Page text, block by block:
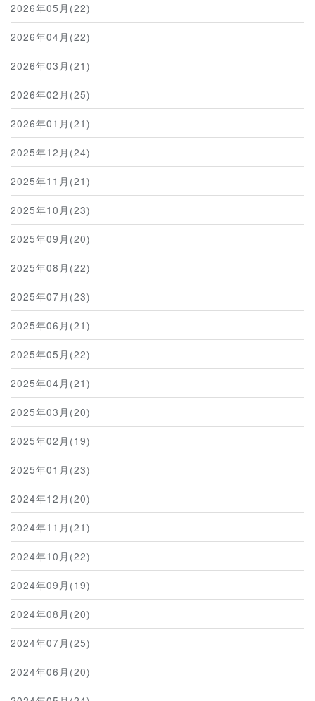
2026年05月(22)
2026年04月(22)
2026年03月(21)
2026年02月(25)
2026年01月(21)
2025年12月(24)
2025年11月(21)
2025年10月(23)
2025年09月(20)
2025年08月(22)
2025年07月(23)
2025年06月(21)
2025年05月(22)
2025年04月(21)
2025年03月(20)
2025年02月(19)
2025年01月(23)
2024年12月(20)
2024年11月(21)
2024年10月(22)
2024年09月(19)
2024年08月(20)
2024年07月(25)
2024年06月(20)